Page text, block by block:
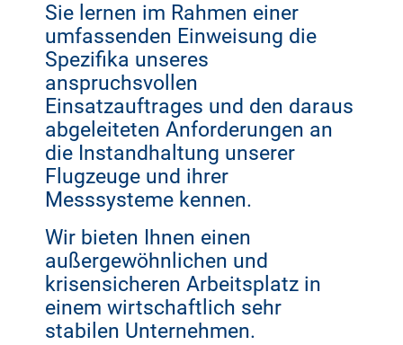
Sie lernen im Rahmen einer
umfassenden Einweisung die
Spezifika unseres
anspruchsvollen
Einsatzauftrages und den daraus
abgeleiteten Anforderungen an
die Instandhaltung unserer
Flugzeuge und ihrer
Messsysteme kennen.
Wir bieten Ihnen einen
außergewöhnlichen und
krisensicheren Arbeitsplatz in
einem wirtschaftlich sehr
stabilen Unternehmen.